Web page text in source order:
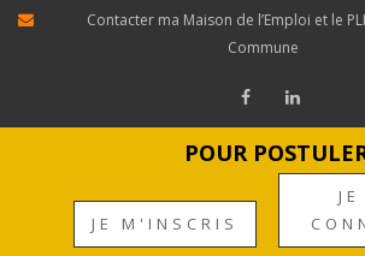
Contacter ma Maison de l’Emploi et le
Commune
POUR
JE M'INSCRIS
JE